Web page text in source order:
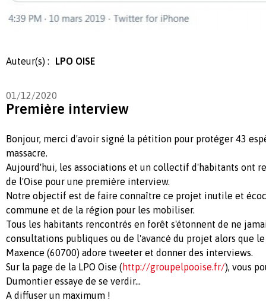
Auteur(s) : LPO OISE
01/12/2020
Première interview
Bonjour, merci d'avoir signé la pétition pour protéger 43
massacre.
Aujourd'hui, les associations et un collectif d'habitants ont
de l'Oise pour une première interview.
Notre objectif est de faire connaître ce projet inutile et
commune et de la région pour les mobiliser.
Tous les habitants rencontrés en forêt s'étonnent de ne
consultations publiques ou de l'avancé du projet alors que
Maxence (60700) adore tweeter et donner des interviews.
Sur la page de la LPO Oise (http://groupelpooise.fr/), vous
Dumontier essaye de se verdir...
A diffuser un maximum !